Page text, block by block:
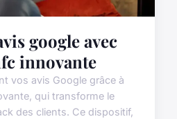
google avec
innovante
vos avis Google grâce à
qui transforme le
des clients. Ce dispositif,